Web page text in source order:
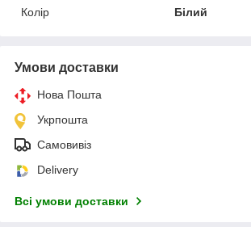
Колір
Білий
Умови доставки
Нова Пошта
Укрпошта
Самовивіз
Delivery
Всі умови доставки